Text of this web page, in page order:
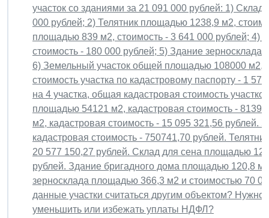
участок со зданиями за 21 091 000 рублей: 1)
000 рублей; 2) Телятник площадью 1238,9 м2,
площадью 839 м2, стоимость - 3 641 000 рублей; 4)
стоимость - 180 000 рублей; 5) Здание
6) Земельный участок общей площадью 108000 м2,
стоимость участка по кадастровому паспорту - 1
на 4 участка, общая кадастровая стоимость
площадью 54121 м2, кадастровая стоимость -
м2, кадастровая стоимость - 15 095 321,56
кадастровая стоимость - 750741,70 рублей.
20 577 150,27 рублей. Склад для сена площадью
рублей. Здание бригадного дома площадью 120,8
зерносклада площадью 366,3 м2 и стоимостью 70
данные участки считаться другим объектом?
уменьшить или избежать уплаты НДФЛ?